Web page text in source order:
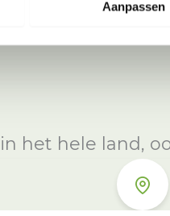
Aanpassen
het hele land,